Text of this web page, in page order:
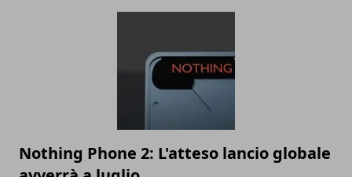
Nothing Phone 2: L'atteso lancio globale